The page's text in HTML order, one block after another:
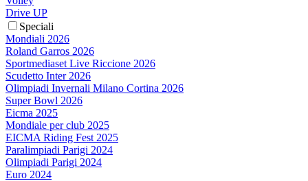
Drive UP
Speciali
Mondiali 2026
Roland Garros 2026
Sportmediaset Live Riccione 2026
Scudetto Inter 2026
Olimpiadi Invernali Milano Cortina 2026
Super Bowl 2026
Eicma 2025
Mondiale per club 2025
EICMA Riding Fest 2025
Paralimpiadi Parigi 2024
Olimpiadi Parigi 2024
Euro 2024